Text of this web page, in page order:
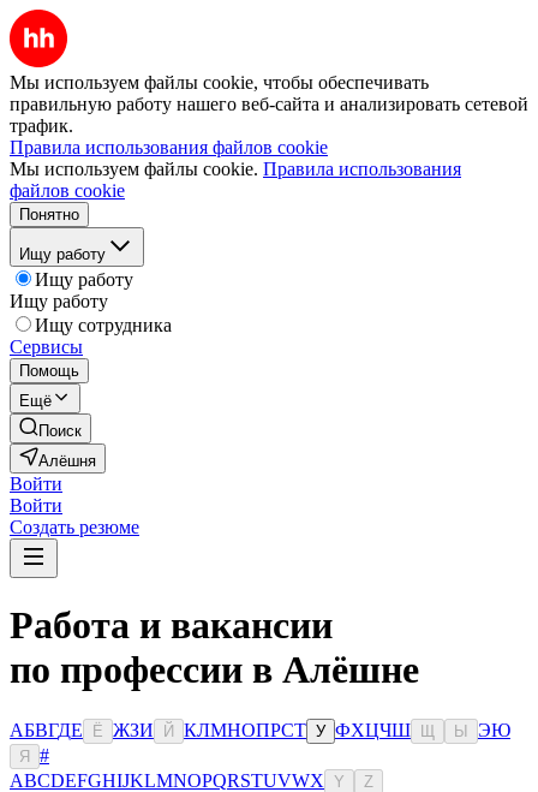
Мы используем файлы cookie, чтобы обеспечивать
правильную работу нашего веб-сайта и анализировать сетевой
трафик.
Правила использования файлов cookie
Мы используем файлы cookie. Правила использования
файлов cookie
Понятно
Ищу работу
Ищу работу
Ищу работу
Ищу сотрудника
Сервисы
Помощь
Ещё
Поиск
Алёшня
Войти
Войти
Создать резюме
Работа и вакансии
по профессии в Алёшне
АБВГДЕ Ё ЖЗИ Й КЛМНОПРСТ У ФХЦЧШ Ы ЭЮ
Я
#
ABCDEFGHIJKLMNOPQRSTUVWX Y Z